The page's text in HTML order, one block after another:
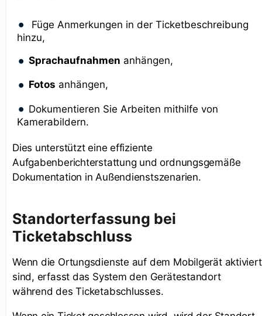
Füge Anmerkungen in der Ticketbeschreibung
hinzu,
Sprachaufnahmen anhängen,
Fotos anhängen,
Dokumentieren Sie Arbeiten mithilfe von
Kamerabildern.
Dies unterstützt eine effiziente
Aufgabenberichterstattung und ordnungsgemäße
Dokumentation in Außendienstszenarien.
Standorterfassung bei
Ticketabschluss
Wenn die Ortungsdienste auf dem Mobilgerät aktiviert
sind, erfasst das System den Gerätestandort
während des Ticketabschlusses.